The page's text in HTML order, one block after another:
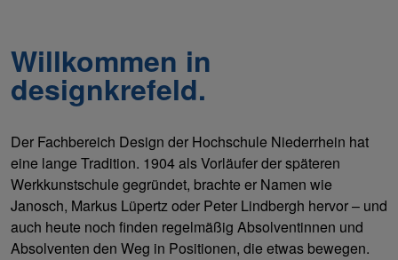
Willkommen in
designkrefeld.
Der Fachbereich Design der Hochschule Niederrhein hat
eine lange Tradition. 1904 als Vorläufer der späteren
Werkkunstschule gegründet, brachte er Namen wie
Janosch, Markus Lüpertz oder Peter Lindbergh hervor – und
auch heute noch finden regelmäßig Absolventinnen und
Absolventen den Weg in Positionen, die etwas bewegen.